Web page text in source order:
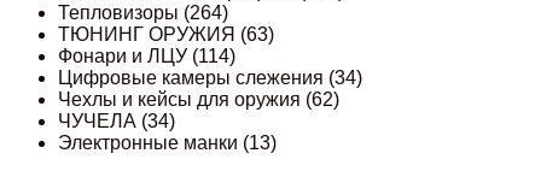
Тепловизоры (264)
ТЮНИНГ ОРУЖИЯ (63)
Фонари и ЛЦУ (114)
Цифровые камеры слежения (34)
Чехлы и кейсы для оружия (62)
ЧУЧЕЛА (34)
Электронные манки (13)